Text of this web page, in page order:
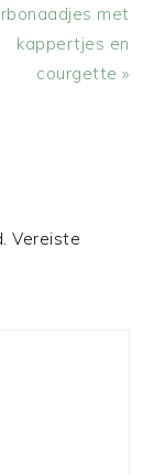
met
kappertjes en
courgette »
Vereiste